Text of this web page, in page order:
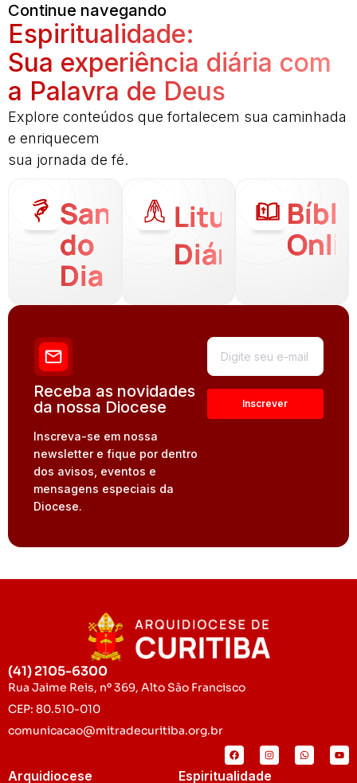
Continue navegando
Espiritualidade:
Sua experiência diária com
a Palavra de Deus
Explore conteúdos que fortalecem sua caminhada
e enriquecem
sua jornada de fé.
Santo
do
Dia
Liturgia
Diária
Receba as novidades
da nossa Diocese
Inscreva-se em nossa
newsletter e fique por dentro
dos avisos, eventos e
mensagens especiais da
Diocese.
(41) 2105-6300
Rua Jaime Reis, nº 369, Alto São Francisco
CEP: 80.510-010
comunicacao@mitradecuritiba.org.br
Arquidiocese Espiritualidade